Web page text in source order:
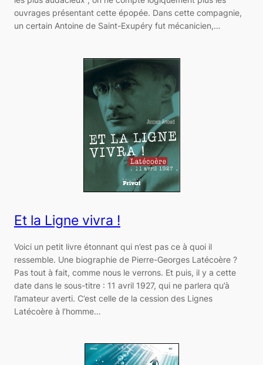
ouvrages présentant cette épopée. Dans cette compagnie,
un certain Antoine de Saint-Exupéry fut mécanicien,…
Et la Ligne vivra !
Voici un petit livre étonnant qui n’est pas ce à quoi il
ressemble. Une biographie de Pierre-Georges Latécoère ?
Pas tout à fait, comme nous le verrons. Et puis, il y a cette
date dans le sous-titre : 11 avril 1927, qui ne parlera qu’à
l’amateur averti. C’est celle de la cession des Lignes
Latécoère à l’homme…